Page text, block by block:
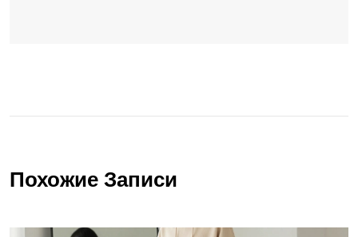
Похожие Записи